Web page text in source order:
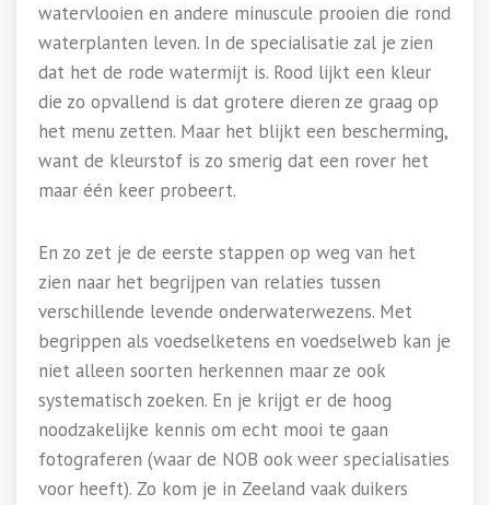
watervlooien en andere minuscule prooien die rond
waterplanten leven. In de specialisatie zal je zien
dat het de rode watermijt is. Rood lijkt een kleur
die zo opvallend is dat grotere dieren ze graag op
het menu zetten. Maar het blijkt een bescherming,
want de kleurstof is zo smerig dat een rover het
maar één keer probeert.
En zo zet je de eerste stappen op weg van het
zien naar het begrijpen van relaties tussen
verschillende levende onderwaterwezens. Met
begrippen als voedselketens en voedselweb kan je
niet alleen soorten herkennen maar ze ook
systematisch zoeken. En je krijgt er de hoog
noodzakelijke kennis om echt mooi te gaan
fotograferen (waar de NOB ook weer specialisaties
voor heeft). Zo kom je in Zeeland vaak duikers